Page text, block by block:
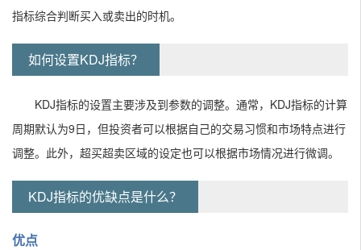
指标综合判断买入或卖出的时机。
如何设置KDJ指标？
KDJ指标的设置主要涉及到参数的调整。通常，KDJ指标的计算
周期默认为9日，但投资者可以根据自己的交易习惯和市场特点进行
调整。此外，超买超卖区域的设定也可以根据市场情况进行微调。
KDJ指标的优缺点是什么？
优点